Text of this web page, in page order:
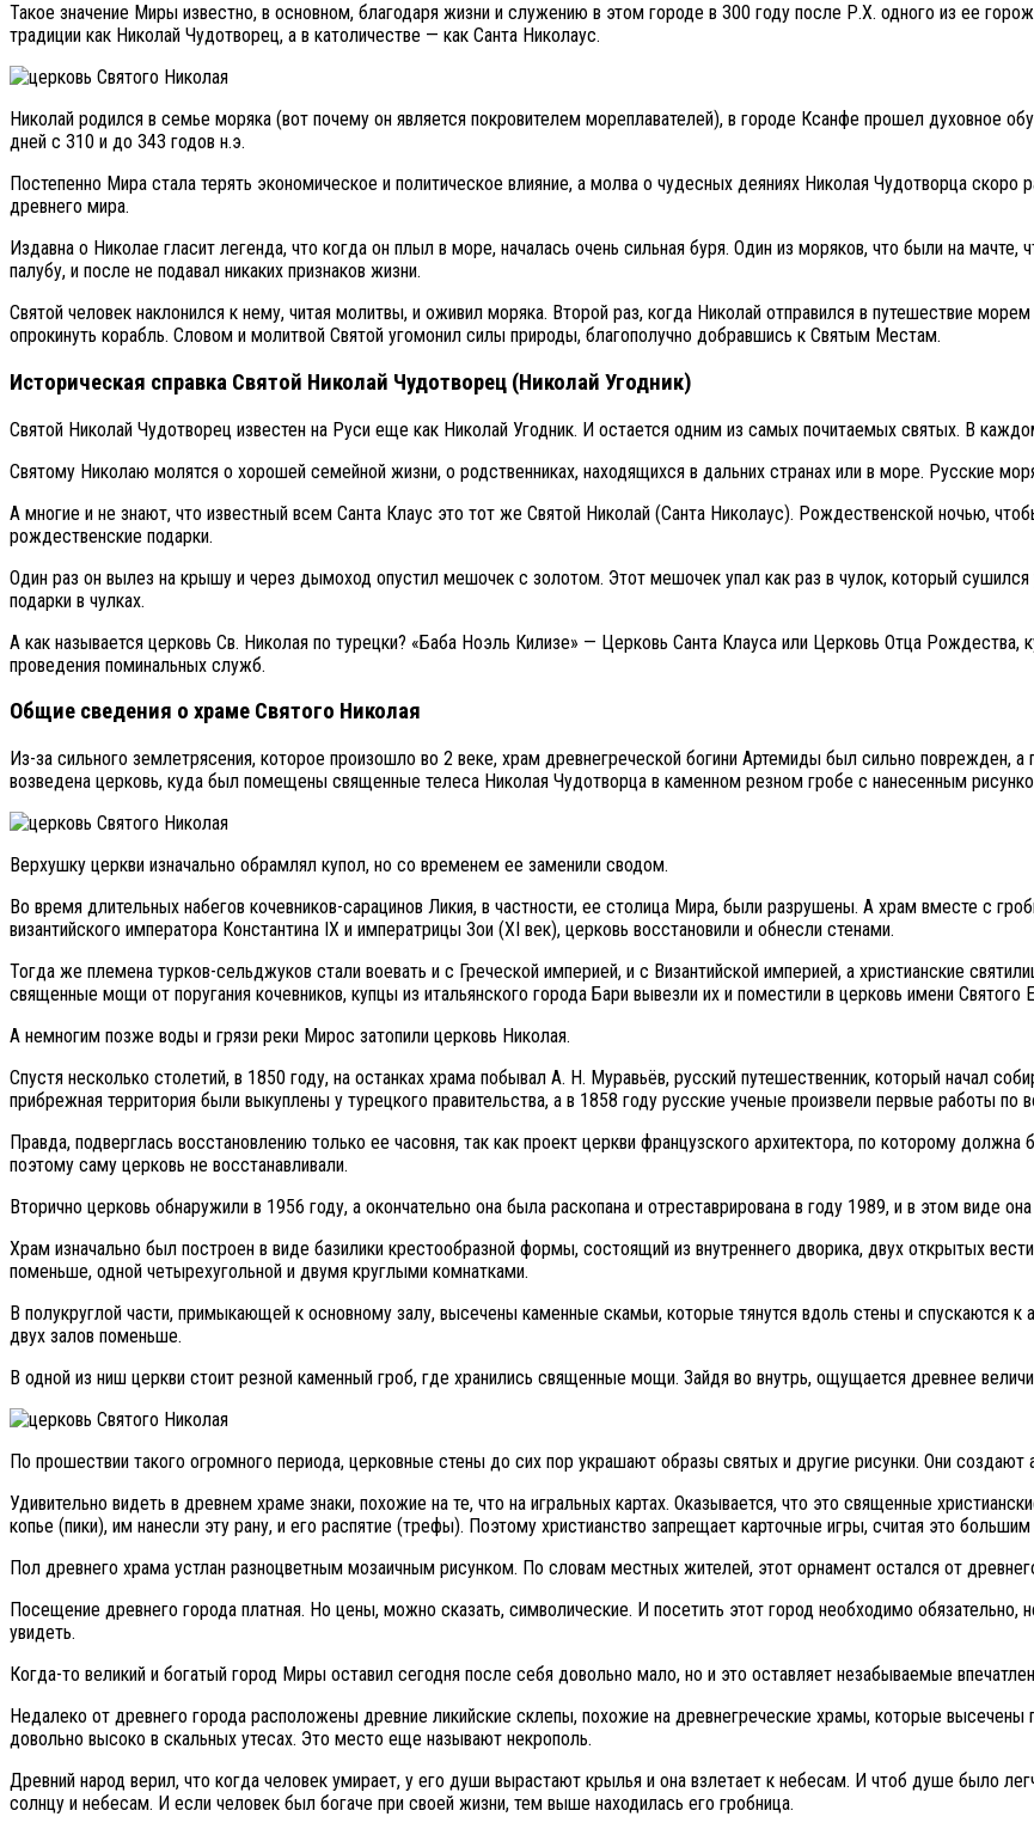
Такое значение Миры известно, в основном, благодаря жизни и служению в этом городе в 300 году после Р.Х. одного из ее
традиции как Николай Чудотворец, а в католичестве — как Санта Николаус.
Николай родился в семье моряка (вот почему он является покровителем мореплавателей), в городе Ксанфе прошел духовное
дней с 310 и до 343 годов н.э.
Постепенно Мира стала терять экономическое и политическое влияние, а молва о чудесных деяниях Николая Чудотворца скоро
древнего мира.
Издавна о Николае гласит легенда, что когда он плыл в море, началась очень сильная буря. Один из моряков, что были на мачте,
палубу, и после не подавал никаких признаков жизни.
Святой человек наклонился к нему, читая молитвы, и оживил моряка. Второй раз, когда Николай отправился в путешествие
опрокинуть корабль. Словом и молитвой Святой угомонил силы природы, благополучно добравшись к Святым Местам.
Историческая справка Святой Николай Чудотворец (Николай Угодник)
Святой Николай Чудотворец известен на Руси еще как Николай Угодник. И остается одним из самых почитаемых святых. В
Святому Николаю молятся о хорошей семейной жизни, о родственниках, находящихся в дальних странах или в море. Русские
А многие и не знают, что известный всем Санта Клаус это тот же Святой Николай (Санта Николаус). Рождественской ночью,
рождественские подарки.
Один раз он вылез на крышу и через дымоход опустил мешочек с золотом. Этот мешочек упал как раз в чулок, который
подарки в чулках.
А как называется церковь Св. Николая по турецки? «Баба Ноэль Килизе» — Церковь Санта Клауса или Церковь Отца
проведения поминальных служб.
Общие сведения о храме Святого Николая
Из-за сильного землетрясения, которое произошло во 2 веке, храм древнегреческой богини Артемиды был сильно поврежден, а
возведена церковь, куда был помещены священные телеса Николая Чудотворца в каменном резном гробе с нанесенным
Верхушку церкви изначально обрамлял купол, но со временем ее заменили сводом.
Во время длительных набегов кочевников-сарацинов Ликия, в частности, ее столица Мира, были разрушены. А храм вместе с
византийского императора Константина IX и императрицы Зои (XI век), церковь восстановили и обнесли стенами.
Тогда же племена турков-сельджуков стали воевать и с Греческой империей, и с Византийской империей, а христианские
священные мощи от поругания кочевников, купцы из итальянского города Бари вывезли их и поместили в церковь имени Святого
А немногим позже воды и грязи реки Мирос затопили церковь Николая.
Спустя несколько столетий, в 1850 году, на останках храма побывал А. Н. Муравьёв, русский путешественник, который начал
прибрежная территория были выкуплены у турецкого правительства, а в 1858 году русские ученые произвели первые работы по
Правда, подверглась восстановлению только ее часовня, так как проект церкви французского архитектора, по которому должна
поэтому саму церковь не восстанавливали.
Вторично церковь обнаружили в 1956 году, а окончательно она была раскопана и отреставрирована в году 1989, и в этом виде
Храм изначально был построен в виде базилики крестообразной формы, состоящий из внутреннего дворика, двух открытых
поменьше, одной четырехугольной и двумя круглыми комнатками.
В полукруглой части, примыкающей к основному залу, высечены каменные скамьи, которые тянутся вдоль стены и спускаются
двух залов поменьше.
В одной из ниш церкви стоит резной каменный гроб, где хранились священные мощи. Зайдя во внутрь, ощущается древнее
По прошествии такого огромного периода, церковные стены до сих пор украшают образы святых и другие рисунки. Они
Удивительно видеть в древнем храме знаки, похожие на те, что на игральных картах. Оказывается, что это священные
копье (пики), им нанесли эту рану, и его распятие (трефы). Поэтому христианство запрещает карточные игры, считая это
Пол древнего храма устлан разноцветным мозаичным рисунком. По словам местных жителей, этот орнамент остался от
Посещение древнего города платная. Но цены, можно сказать, символические. И посетить этот город необходимо
увидеть.
Когда-то великий и богатый город Миры оставил сегодня после себя довольно мало, но и это оставляет незабываемые
Недалеко от древнего города расположены древние ликийские склепы, похожие на древнегреческие храмы, которые высечены
довольно высоко в скальных утесах. Это место еще называют некрополь.
Древний народ верил, что когда человек умирает, у его души вырастают крылья и она взлетает к небесам. И чтоб душе было
солнцу и небесам. И если человек был богаче при своей жизни, тем выше находилась его гробница.